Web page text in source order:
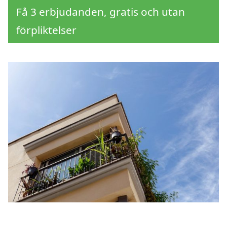
Få 3 erbjudanden, gratis och utan
förpliktelser